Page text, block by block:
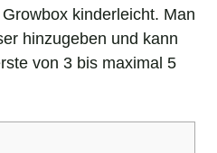
kinderleicht. Man
hinzugeben und kann
von 3 bis maximal 5